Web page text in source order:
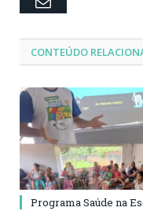
CONTEÚDO
Programa Saúde na